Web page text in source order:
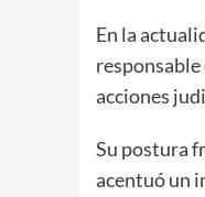
En la
responsable
acciones
Su postura
acentuó un